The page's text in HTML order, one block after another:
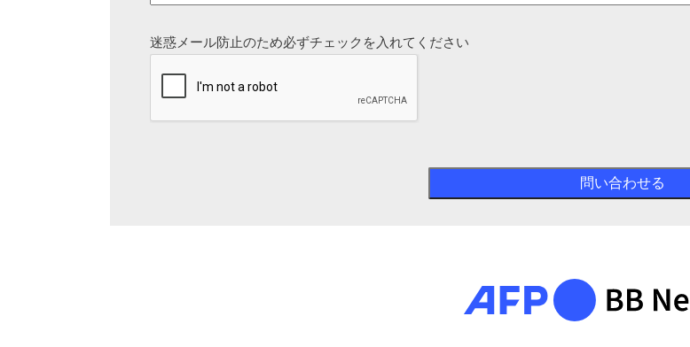
迷惑メール防止のため必ずチェックを入れてください